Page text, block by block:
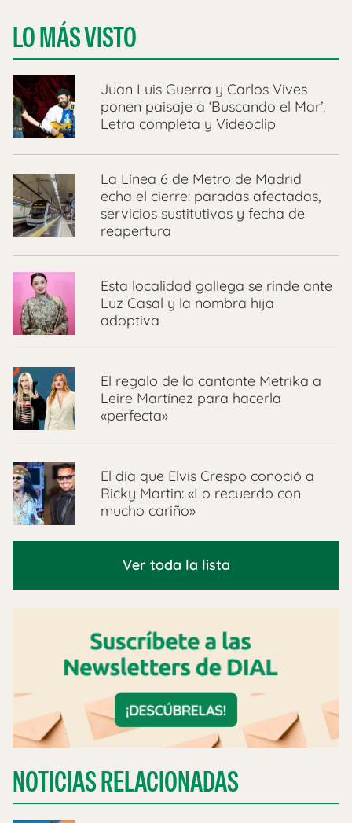
LO MÁS VISTO
Juan Luis Guerra y Carlos Vives
ponen paisaje a ‘Buscando el Mar’:
Letra completa y Videoclip
La Línea 6 de Metro de Madrid
echa el cierre: paradas afectadas,
servicios sustitutivos y fecha de
reapertura
Esta localidad gallega se rinde ante
Luz Casal y la nombra hija
adoptiva
El regalo de la cantante Metrika a
Leire Martínez para hacerla
«perfecta»
El día que Elvis Crespo conoció a
Ricky Martin: «Lo recuerdo con
mucho cariño»
Ver toda la lista
NOTICIAS RELACIONADAS